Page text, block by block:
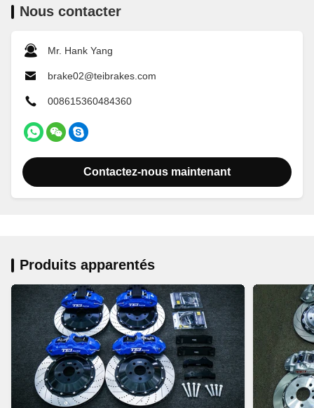
Nous contacter
Mr. Hank Yang
brake02@teibrakes.com
008615360484360
Contactez-nous maintenant
Produits apparentés